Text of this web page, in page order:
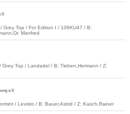
Grey Top / For Edition I / 106KU47 / B:
Manfred
Top / Landadel / B: Tieben,Hermann / Z:
e.V.
/ Levisto / B: Bauer,Astrid / Z: Kasch,Rainer